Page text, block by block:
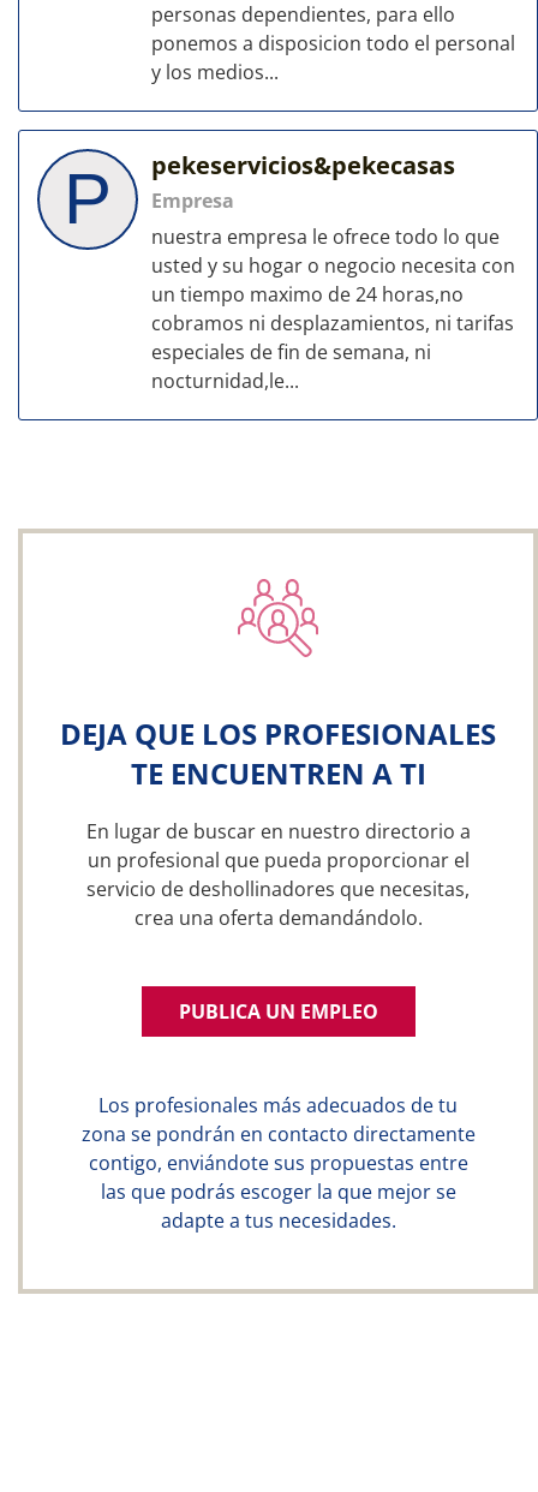
personas dependientes, para ello
ponemos a disposicion todo el personal
y los medios...
P pekeservicios&pekecasas
Empresa
nuestra empresa le ofrece todo lo que
usted y su hogar o negocio necesita con
un tiempo maximo de 24 horas,no
cobramos ni desplazamientos, ni tarifas
especiales de fin de semana, ni
nocturnidad,le...
DEJA QUE LOS PROFESIONALES
TE ENCUENTREN A TI
En lugar de buscar en nuestro directorio a
un profesional que pueda proporcionar el
servicio de deshollinadores que necesitas,
crea una oferta demandándolo.
PUBLICA UN EMPLEO
Los profesionales más adecuados de tu
zona se pondrán en contacto directamente
contigo, enviándote sus propuestas entre
las que podrás escoger la que mejor se
adapte a tus necesidades.